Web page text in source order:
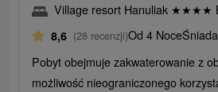
Village resort Hanuliak ★★★★
8,6 (28 recenzji)Od 4 Noce
Pobyt obejmuje zakwaterowanie z
możliwość nieograniczonego